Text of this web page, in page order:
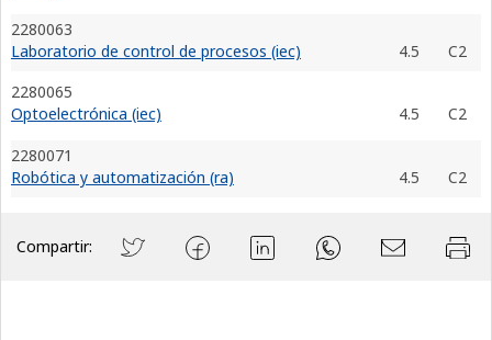
2280063
Laboratorio de control de procesos (iec)
4.5
C2
2280065
Optoelectrónica (iec)
4.5
C2
2280071
Robótica y automatización (ra)
4.5 C2
Compartir: